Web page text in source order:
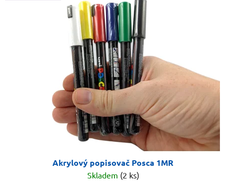
Akrylový popisovač Posca 1MR
Skladem (2 ks)